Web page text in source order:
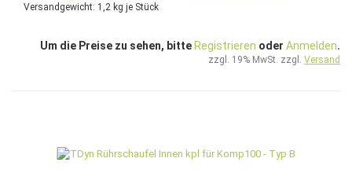
Versandgewicht: 1,2 kg je Stück
Um die Preise zu sehen, bitte Registrieren oder Anmelden.
zzgl. 19% MwSt. zzgl. Versand